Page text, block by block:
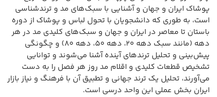
پوشاک ایران و جهان و آشنایی با سبک‌های مد و ترندشناسی
است، به طوری که دانشجویان با تحول لباس و پوشاک از دوره
باستان تا معاصر در ایران و جهان و سبک‌های کلیدی مد در هر
دهه (مانند سبک دهه ۲۰، دهه ۵۰، دهه ۸۰) و چگونگی
پیش‌بینی و تحلیل ترندهای آینده آشنا می‌شوند و توانایی
تشخیص قطعات کلیدی و اقلام مد روز هر فصل را به دست
می‌آورند، تحلیل یک ترند جهانی و تطبیق آن با فرهنگ و نیاز بازار
ایران بخش عملی این واحد درسی است.